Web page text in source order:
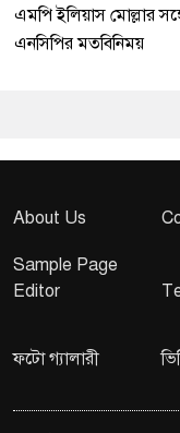
এমপি ইলিয়াস মোল্লার
এনসিপির মতবিনিময়
About Us
Sample Page
Editor
ফটো গ্যালারী